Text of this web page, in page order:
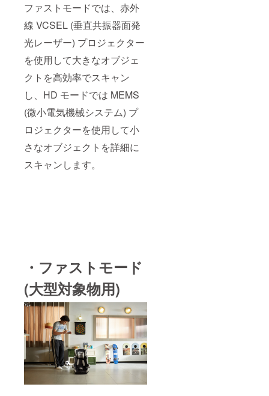
ファストモードでは、赤外
線 VCSEL (垂直共振器面発
光レーザー) プロジェクター
を使用して大きなオブジェ
クトを高効率でスキャン
し、HD モードでは MEMS
(微小電気機械システム) プ
ロジェクターを使用して小
さなオブジェクトを詳細に
スキャンします。
・ファストモード
(大型対象物用)